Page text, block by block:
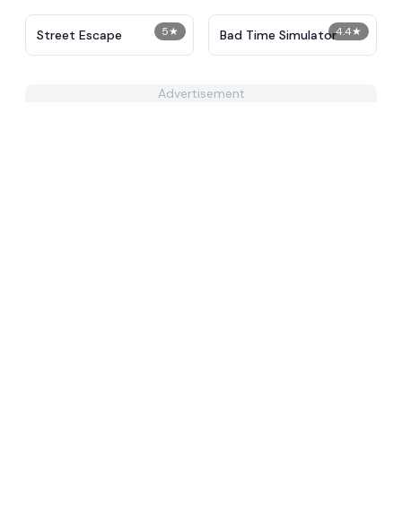
5★
Street Escape 4.4★
Bad Time Simulator
Advertisement